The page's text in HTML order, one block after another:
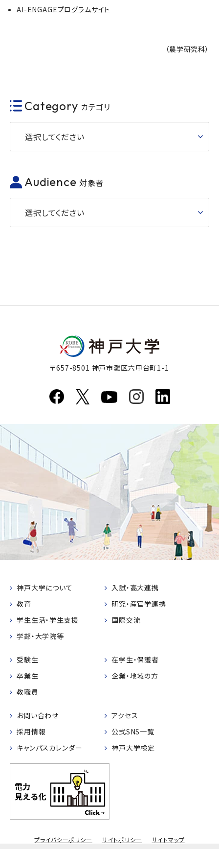
AI-ENGAGEプログラムサイト
（農学研究科）
Category カテゴリ
選択してください
Audience 対象者
選択してください
〒657-8501 神戸市灘区六甲台町1-1
神戸大学について
入試・高大連携
教育
研究・産官学連携
学生生活・学生支援
国際交流
学部・大学院等
受験生
在学生・保護者
卒業生
企業・地域の方
教職員
お問い合わせ
アクセス
採用情報
公式SNS一覧
キャンパスカレンダー
神戸大学検定
プライバシーポリシー サイトポリシー サイトマップ